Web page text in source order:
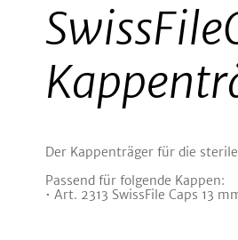
Der Kappenträger für die
Passend für folgende Kappen:
• Art. 2313 SwissFile Caps 13